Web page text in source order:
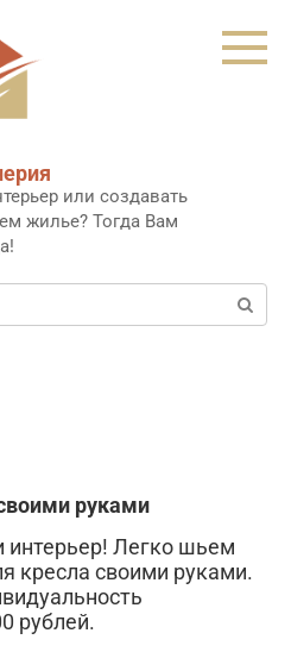
или создавать
жилье? Тогда Вам
руками
интерьер! Легко шьем
кресла своими руками.
рублей.